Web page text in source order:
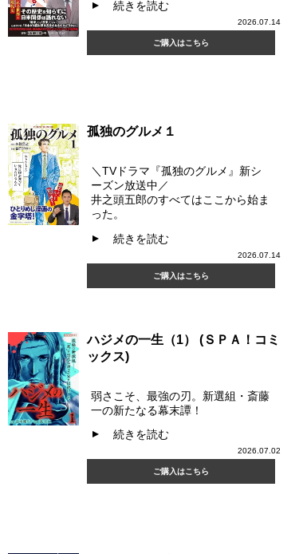
▲ 続きを読む
2026.07.14
ご購入はこちら
孤独のグルメ１
＼TVドラマ『孤独のグルメ』新シ
ーズン放送中／
井之頭五郎のすべてはここから始ま
った。
▲ 続きを読む
2026.07.14
ご購入はこちら
ハジメの一生（1） (ＳＰＡ！コミ
ックス)
弱さこそ、最強の刃。新選組・斎藤
一の新たなる幕末譚！
▲ 続きを読む
2026.07.02
ご購入はこちら